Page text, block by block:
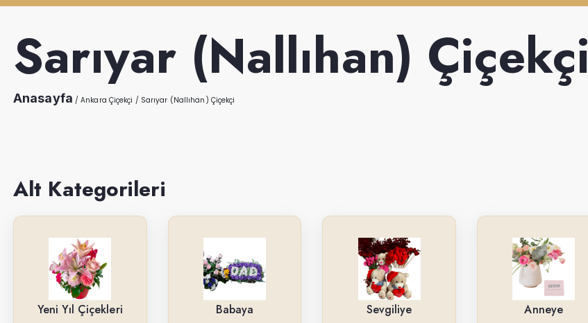
Babaya
Açılış & Tören
Yeni İş-Terfi
Kutuda Çiçekler
Doğum Gününe
Düğün & Açılış Çelenkleri
Sarıyar (Nallıhan) Çiçekçi
Anasayfa / Ankara Çiçekçi / Sarıyar (Nallıhan) Çiçekçi
Alt Kategorileri
Yeni Yıl Çiçekleri Babaya Sevgiliye Anneye